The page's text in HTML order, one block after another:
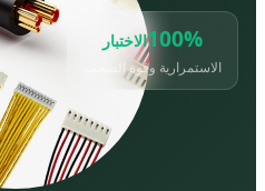
100%الاختبار
الاستمرارية وقوة السحب